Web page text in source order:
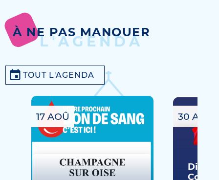
À NE PAS MANQUER
L'AGENDA
TOUT L'AGENDA
17 AOÛ 30 AOÛ